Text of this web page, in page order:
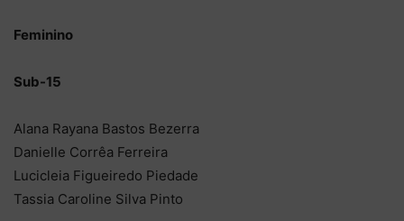
Feminino
Sub-15
Alana Rayana Bastos Bezerra
Danielle Corrêa Ferreira
Lucicleia Figueiredo Piedade
Tassia Caroline Silva Pinto